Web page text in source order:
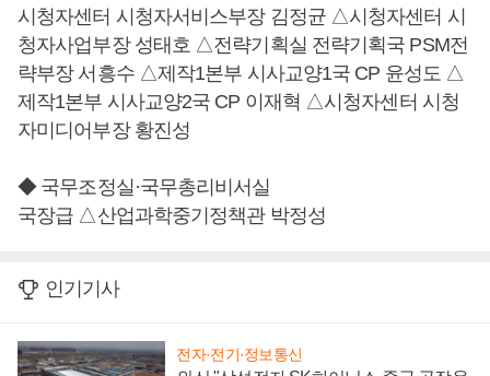
시청자센터 시청자서비스부장 김정균 △시청자센터 시
청자사업부장 성태호 △전략기획실 전략기획국 PSM전
략부장 서흥수 △제작1본부 시사교양1국 CP 윤성도 △
제작1본부 시사교양2국 CP 이재혁 △시청자센터 시청
자미디어부장 황진성
◆ 국무조정실·국무총리비서실
국장급 △산업과학중기정책관 박정성
인기기사
전자·전기·정보통신